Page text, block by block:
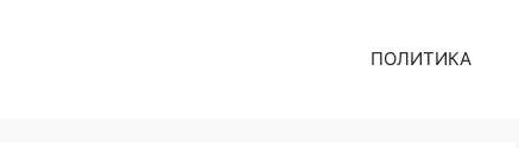
ПОЛИТИКА